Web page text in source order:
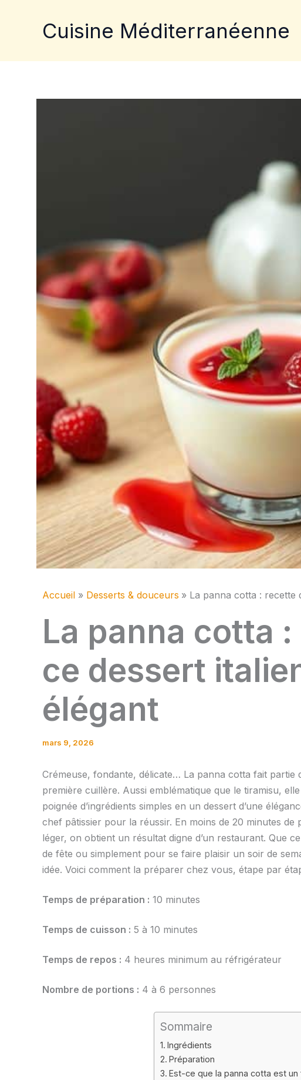
Cuisine Méditerranéenne
Accueil Desserts & douceurs La panna cotta : recette
La panna cotta
ce dessert
élégant
mars 9, 2026
Crémeuse, fondante, délicate… La panna cotta fait partie
première cuillère. Aussi emblématique que le tiramisu,
poignée d’ingrédients simples en un dessert d’une
chef pâtissier pour la réussir. En moins de 20 minutes
léger, on obtient un résultat digne d’un restaurant. Que
de fête ou simplement pour se faire plaisir un soir de
idée. Voici comment la préparer chez vous, étape par
Temps de préparation : 10 minutes
Temps de cuisson : 5 à 10 minutes
Temps de repos : 4 heures minimum au réfrigérateur
Nombre de portions : 4 à 6 personnes
Sommaire
Ingrédients
Préparation
Est-ce que la panna cotta est un